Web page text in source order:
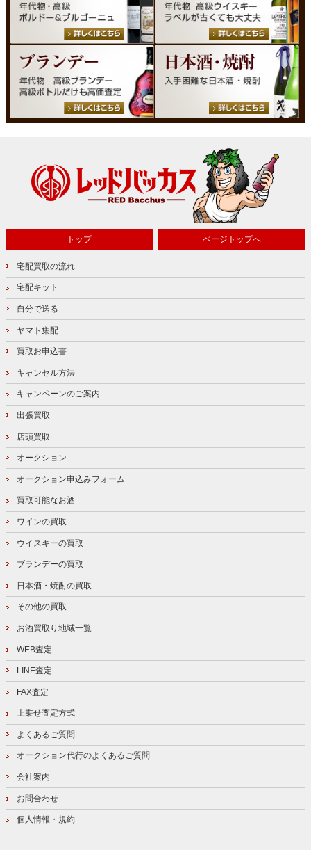
トップ ページトップへ
宅配買取の流れ
宅配キット
自分で送る
ヤマト集配
買取お申込書
キャンセル方法
キャンペーンのご案内
出張買取
店頭買取
オークション
オークション申込みフォーム
買取可能なお酒
ワインの買取
ウイスキーの買取
ブランデーの買取
日本酒・焼酎の買取
その他の買取
お酒買取り地域一覧
WEB査定
LINE査定
FAX査定
上乗せ査定方式
よくあるご質問
オークション代行のよくあるご質問
会社案内
お問合わせ
個人情報・規約